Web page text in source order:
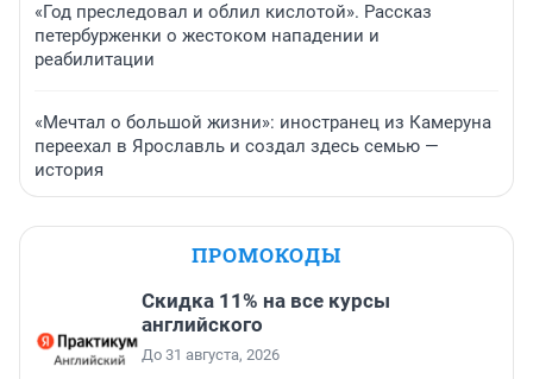
«Год преследовал и облил кислотой». Рассказ
петербурженки о жестоком нападении и
реабилитации
«Мечтал о большой жизни»: иностранец из Камеруна
переехал в Ярославль и создал здесь семью —
история
ПРОМОКОДЫ
Скидка 11% на все курсы
английского
До 31 августа, 2026